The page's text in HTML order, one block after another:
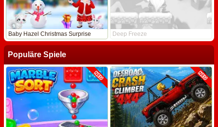
Baby Hazel Christmas Surprise Deep Freeze
Populäre Spiele